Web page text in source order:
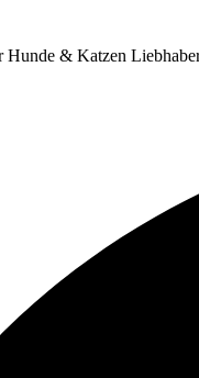
Hunde & Katzen